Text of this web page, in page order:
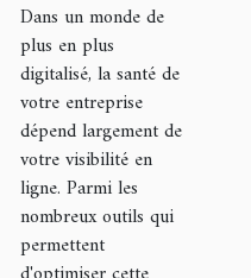
suspension
de votre
fiche
Google My
Business
Dans un monde de
plus en plus
digitalisé, la santé de
votre entreprise
dépend largement de
votre visibilité en
ligne. Parmi les
nombreux outils qui
permettent